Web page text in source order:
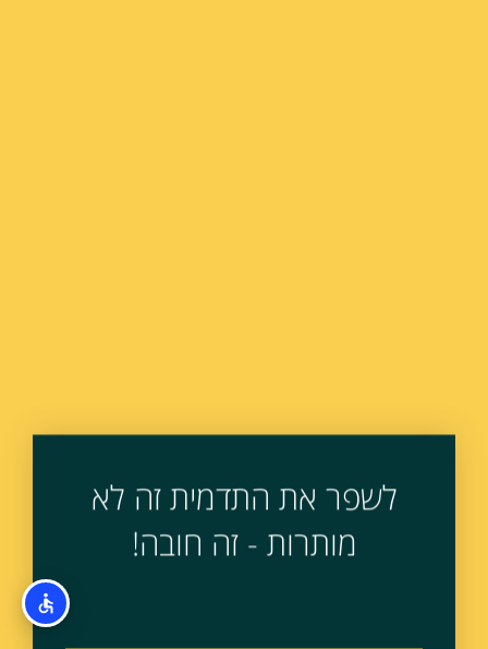
לשפר את התדמית זה לא
מותרות - זה חובה!